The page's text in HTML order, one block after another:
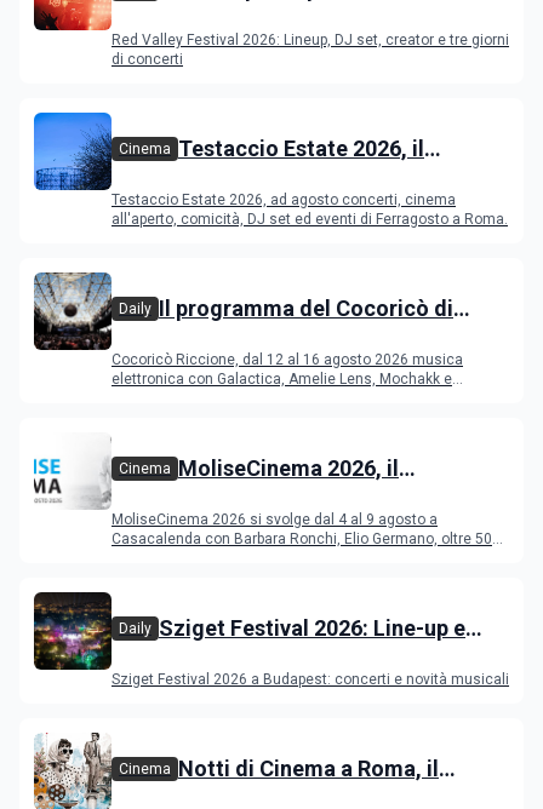
Red Valley Festival 2026: Lineup, DJ set, creator e tre giorni
di concerti
Cinema Testaccio Estate 2026, il
Ferragosto
Testaccio Estate 2026, ad agosto concerti, cinema
all'aperto, comicità, DJ set ed eventi di Ferragosto a Roma.
Daily Il programma del Cocoricò di
Cocoricò Riccione, dal 12 al 16 agosto 2026 musica
elettronica con Galactica, Amelie Lens, Mochakk e
Cinema MoliseCinema 2026, il
MoliseCinema 2026 si svolge dal 4 al 9 agosto a
Casacalenda con Barbara Ronchi, Elio Germano, oltre 50
Daily Sziget Festival 2026: Line-up e
Sziget Festival 2026 a Budapest: concerti e novità musicali
Cinema Notti di Cinema a Roma, il